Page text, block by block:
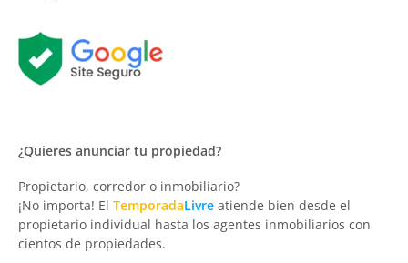
¿Quieres anunciar tu propiedad?
Propietario, corredor o inmobiliario?
¡No importa! El TemporadaLivre atiende bien desde el
propietario individual hasta los agentes inmobiliarios con
cientos de propiedades.